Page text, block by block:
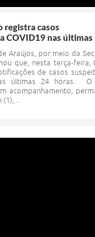
registra casos
COVID19 nas últimas
Araújos, por meio da
que, nesta terça-feira,
de casos
últimas 24 horas. O
acompanhamento,